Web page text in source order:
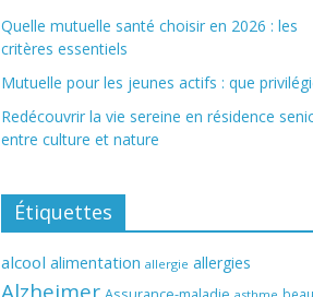
Quelle mutuelle santé choisir en 2026 : les
critères essentiels
Mutuelle pour les jeunes actifs : que
Redécouvrir la vie sereine en résidence
entre culture et nature
Étiquettes
alcool alimentation allergie allergies